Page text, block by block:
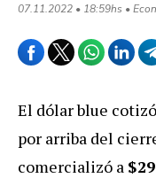
07.11.2022 • 18:59hs •
El dólar blue
por arriba del
comercializó a